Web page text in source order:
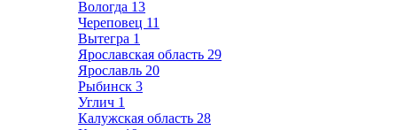
Вологда 13
Череповец 11
Вытегра 1
Ярославская область 29
Ярославль 20
Рыбинск 3
Углич 1
Калужская область 28